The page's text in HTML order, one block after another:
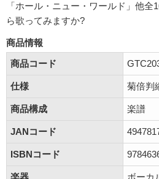
「ホール・ニュー・ワールド」他
ら歌ってみますか?
商品情報
商品コード
仕様 菊倍判
商品構成 楽譜
JANコード
ISBNコード
楽器 ボーカ